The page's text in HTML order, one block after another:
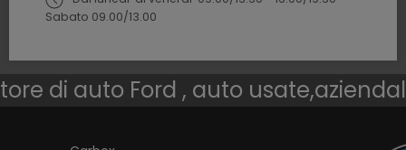
Sabato 09.00/13.00
di auto Ford , auto